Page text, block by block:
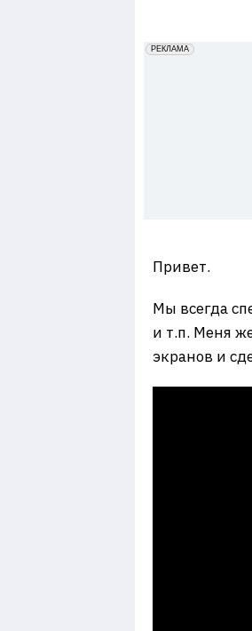
erid: 2VfnxxmNzs5
РЕКЛАМА
Привет.
Мы всегда
и т.п. Меня
экранов и